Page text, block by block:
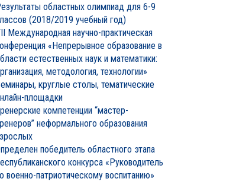
областных олимпиад для 6-9
(2018/2019 учебный год)
Международная научно-практическая
«Непрерывное образование в
естественных наук и математики:
методология, технологии»
круглые столы, тематические
площадки
компетенции “мастер-
неформального образования
победитель областного этапа
конкурса «Руководитель
военно-патриотическому воспитанию»